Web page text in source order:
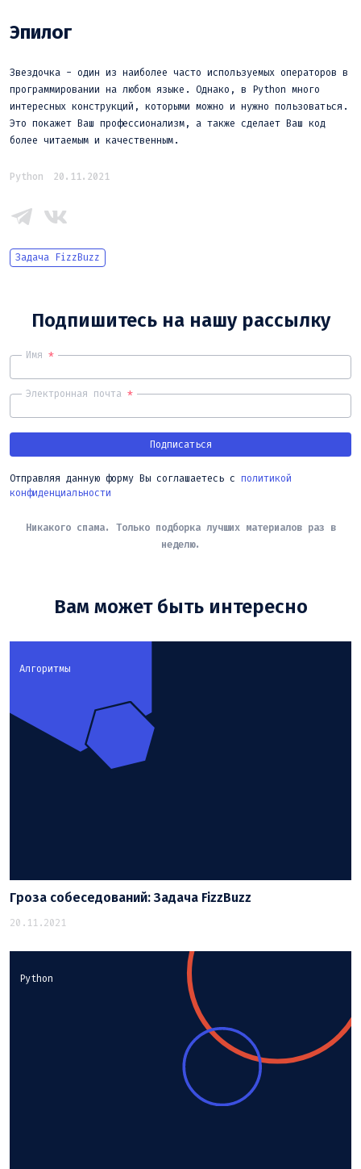
Эпилог
Звездочка - один из наиболее часто используемых операторов в
программировании на любом языке. Однако, в Python много
интересных конструкций, которыми можно и нужно пользоваться.
Это покажет Ваш профессионализм, а также сделает Ваш код
более читаемым и качественным.
Python 20.11.2021
Задача FizzBuzz
Подпишитесь на нашу рассылку
Имя *
Электронная почта *
Подписаться
Отправляя данную форму Вы соглашаетесь с политикой
конфиденциальности
Никакого спама. Только подборка лучших материалов раз в
неделю.
Вам может быть интересно
Алгоритмы
Гроза собеседований: Задача FizzBuzz
20.11.2021
Python